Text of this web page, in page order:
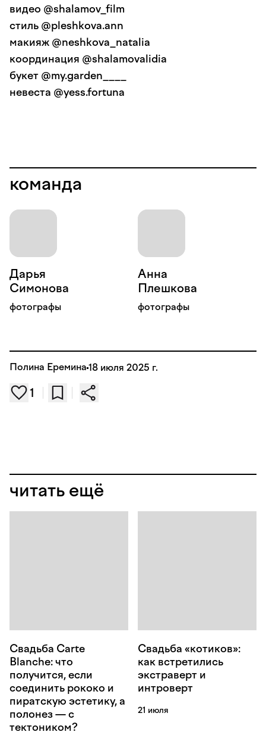
видео @shalamov_film
стиль @pleshkova.ann
макияж @neshkova_natalia
координация @shalamovalidia
букет @my.garden____
невеста @yess.fortuna
команда
Дарья
Симонова
фотографы
Анна
Плешкова
фотографы
Полина Еремина 18 июля 2025 г.
1
читать ещё
Свадьба Carte
Blanche: что
получится, если
соединить рококо и
пиратскую эстетику, а
полонез — с
тектоником?
Свадьба «котиков»:
как встретились
экстраверт и
интроверт
21 июля